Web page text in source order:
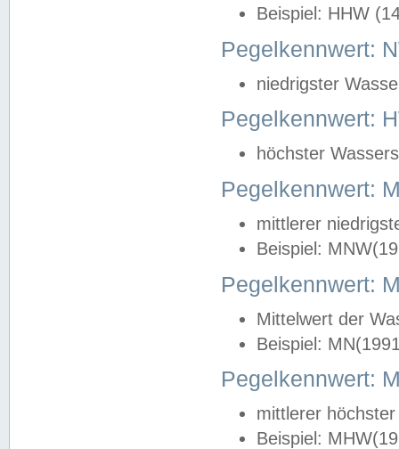
Beispiel: HHW
Pegelkennwert:
niedrigster
Pegelkennwert:
höchster
Pegelkennwert:
mittlerer
Beispiel:
Pegelkennwert:
Mittelwert der
Beispiel:
Pegelkennwert:
mittlerer
Beispiel: